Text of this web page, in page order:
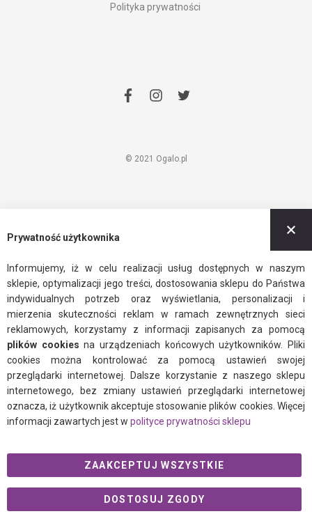
Polityka prywatności
facebook
instagram
twitter
© 2021 Ogalo.pl
Prywatność użytkownika
Informujemy, iż w celu realizacji usług dostępnych w naszym
sklepie, optymalizacji jego treści, dostosowania sklepu do Państwa
indywidualnych potrzeb oraz wyświetlania, personalizacji i
mierzenia skuteczności reklam w ramach zewnętrznych sieci
reklamowych, korzystamy z informacji zapisanych za pomocą
plików cookiesna urządzeniach końcowych użytkowników. Pliki
cookies można kontrolować za pomocą ustawień swojej
przeglądarki internetowej. Dalsze korzystanie z naszego sklepu
internetowego, bez zmiany ustawień przeglądarki internetowej
oznacza, iż użytkownik akceptuje stosowanie plików cookies. Więcej
informacji zawartych jest w polityce prywatności sklepu
ZAAKCEPTUJ WSZYSTKIE
DOSTOSUJ ZGODY